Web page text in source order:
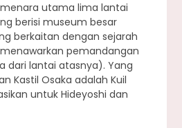
utama lima lantai
berisi museum besar
berkaitan dengan sejarah
pemandangan
dari lantai atasnya). Yang
Kastil Osaka adalah Kuil
untuk Hideyoshi dan